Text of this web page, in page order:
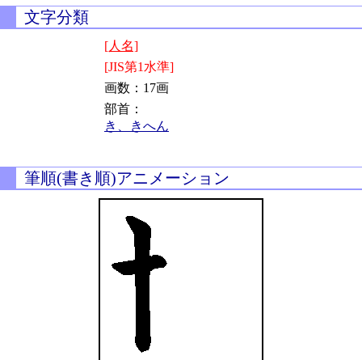
文字分類
[人名]
[JIS第1水準]
画数：17画
部首：
き、きへん
筆順(書き順)アニメーション